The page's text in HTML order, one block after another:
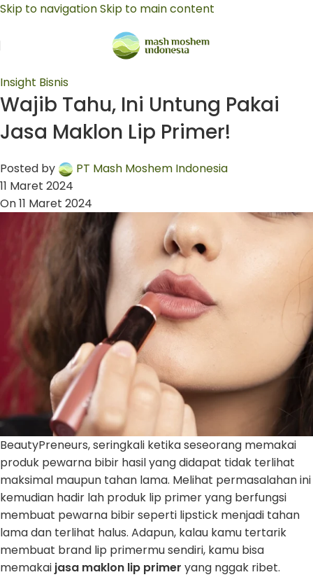
Skip to navigationSkip to main content
Insight Bisnis
Wajib Tahu, Ini Untung Pakai
Jasa Maklon Lip Primer!
Posted by
PT Mash Moshem Indonesia
11 Maret 2024
On 11 Maret 2024
BeautyPreneurs, seringkali ketika seseorang memakai
produk pewarna bibir hasil yang didapat tidak terlihat
maksimal maupun tahan lama. Melihat permasalahan ini
kemudian hadir lah produk lip primer yang berfungsi
membuat pewarna bibir seperti lipstick menjadi tahan
lama dan terlihat halus. Adapun, kalau kamu tertarik
membuat brand lip primermu sendiri, kamu bisa
memakai jasa maklon lip primer yang nggak ribet.